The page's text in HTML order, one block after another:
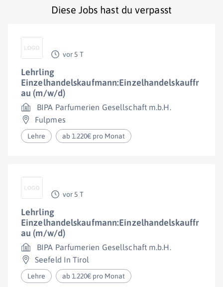
Diese Jobs hast du verpasst
vor 5 T
Lehrling
Einzelhandelskaufmann:Einzelhandelskauffr
au (m/w/d)
BIPA Parfumerien Gesellschaft m.b.H.
Fulpmes
Lehre ab 1.220€ pro Monat
vor 5 T
Lehrling
Einzelhandelskaufmann:Einzelhandelskauffr
au (m/w/d)
BIPA Parfumerien Gesellschaft m.b.H.
Seefeld In Tirol
Lehre ab 1.220€ pro Monat